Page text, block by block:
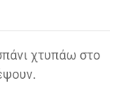
χτυπάω στο